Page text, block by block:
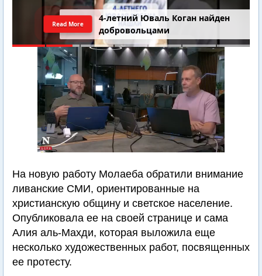
4-летний Юваль Коган найден
добровольцами
Read More
На новую работу Молаеба обратили внимание
ливанские СМИ, ориентированные на
христианскую общину и светское население.
Опубликовала ее на своей странице и сама
Алия аль-Махди, которая выложила еще
несколько художественных работ, посвященных
ее протесту.